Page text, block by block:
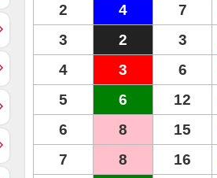
2
4 7
3
2 3
4
3 6
5
6 12
6
8 15
7
8 16